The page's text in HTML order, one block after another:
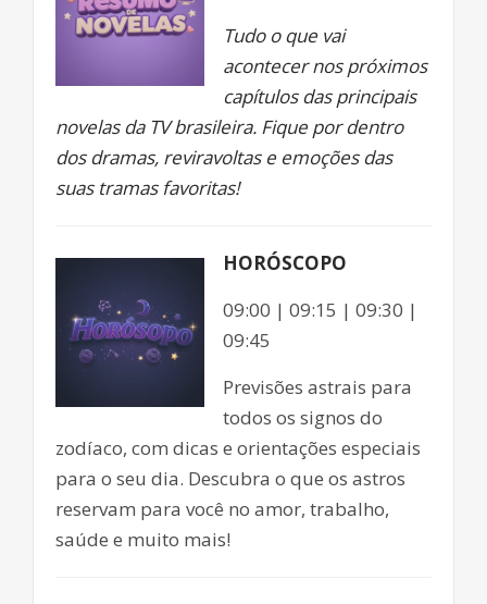
Tudo o que vai
acontecer nos próximos
capítulos das principais
novelas da TV brasileira. Fique por dentro
dos dramas, reviravoltas e emoções das
suas tramas favoritas!
HORÓSCOPO
09:00 | 09:15 | 09:30 |
09:45
Previsões astrais para
todos os signos do
zodíaco, com dicas e orientações especiais
para o seu dia. Descubra o que os astros
reservam para você no amor, trabalho,
saúde e muito mais!